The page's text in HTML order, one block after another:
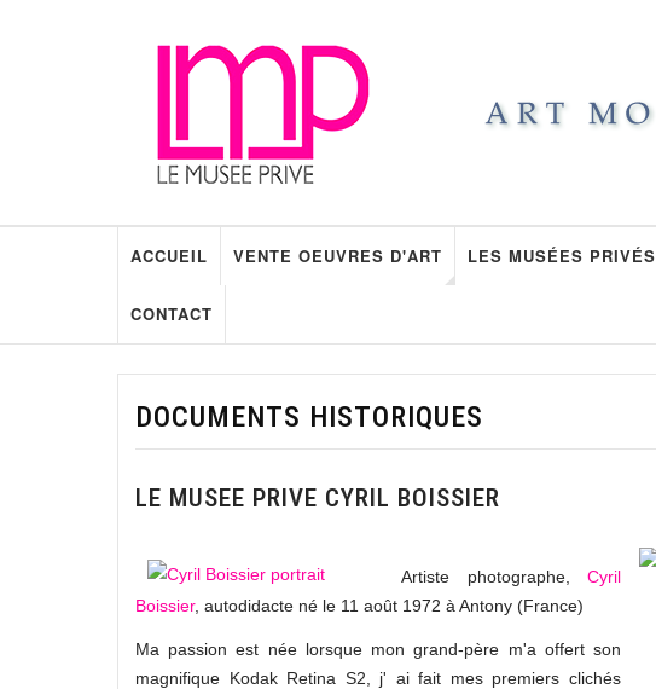
ACCUEIL VENTE OEUVRES D'ART LES MUSÉES PRIVÉS
CONTACT
DOCUMENTS HISTORIQUES
LE MUSEE PRIVE CYRIL BOISSIER
Artiste photographe, Cyril
Boissier, autodidacte né le 11 août 1972 à Antony (France)
Ma passion est née lorsque mon grand-père m'a offert son
magnifique Kodak Retina S2, j' ai fait mes premiers clichés